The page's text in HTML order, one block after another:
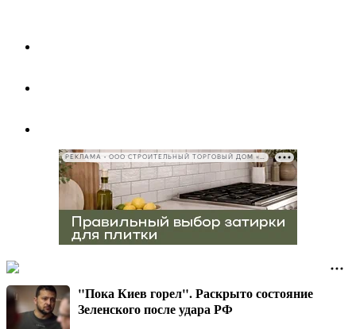
РЕКЛАМА • ООО СТРОИТЕЛЬНЫЙ ТОРГОВЫЙ ДОМ «ПЕТРОВИЧ», ИНН 7802348846
"Пока Киев горел". Раскрыто состояние
Зеленского после удара РФ